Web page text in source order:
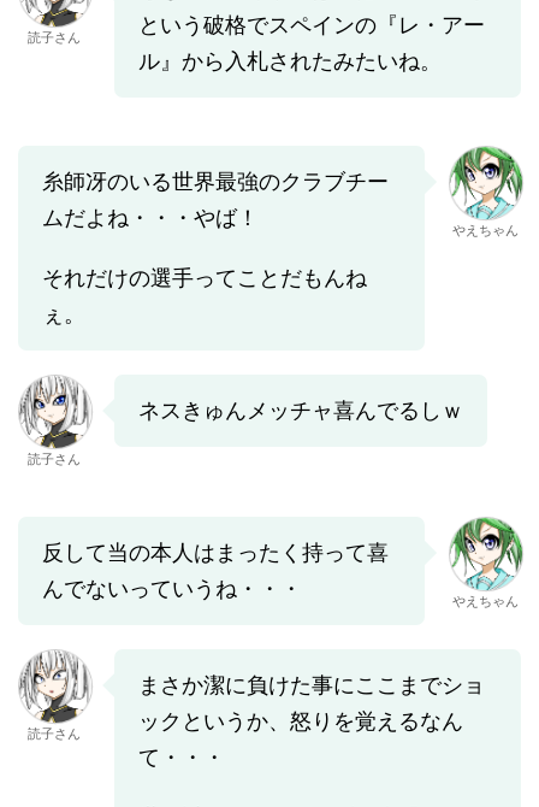
読子さん
という破格でスペインの『レ・アー
ル』から入札されたみたいね。
糸師冴のいる世界最強のクラブチー
ムだよね・・・やば！
それだけの選手ってことだもんね
ぇ。
やえちゃん
読子さん
ネスきゅんメッチャ喜んでるしｗ
反して当の本人はまったく持って喜
んでないっていうね・・・
やえちゃん
読子さん
まさか潔に負けた事にここまでショ
ックというか、怒りを覚えるなん
て・・・